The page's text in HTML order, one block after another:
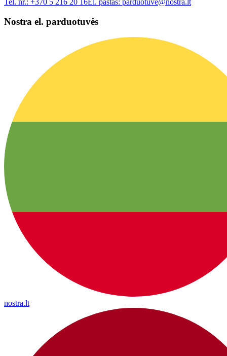
Tel. nr.: +370 5 216 20 16El. paštas: parduotuve@nostra.lt
Nostra el. parduotuvės
nostra.lt